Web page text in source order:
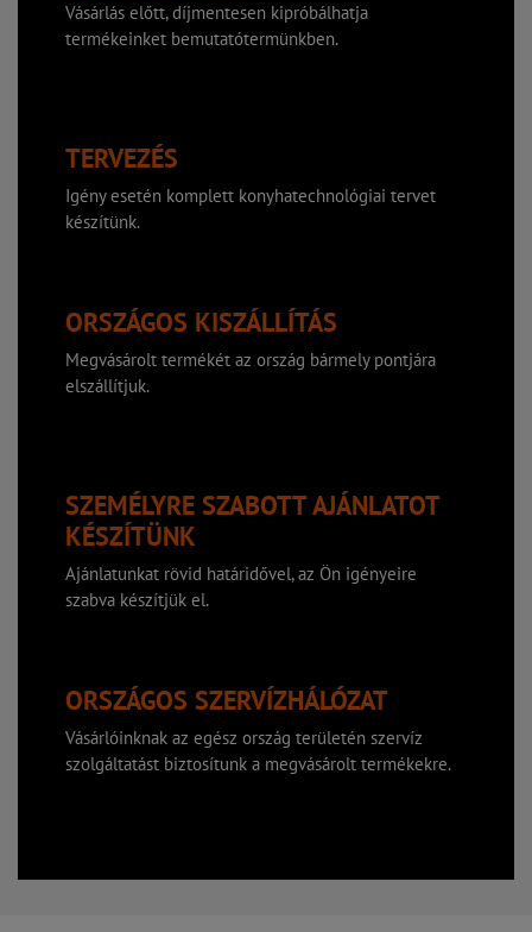
Vásárlás előtt, díjmentesen kipróbálhatja
termékeinket bemutatótermünkben.
TERVEZÉS
Igény esetén komplett konyhatechnológiai tervet
készítünk.
ORSZÁGOS KISZÁLLÍTÁS
Megvásárolt termékét az ország bármely pontjára
elszállítjuk.
SZEMÉLYRE SZABOTT AJÁNLATOT
KÉSZÍTÜNK
Ajánlatunkat rövid határidővel, az Ön igényeire
szabva készítjük el.
ORSZÁGOS SZERVÍZHÁLÓZAT
Vásárlóinknak az egész ország területén szervíz
szolgáltatást biztosítunk a megvásárolt termékekre.